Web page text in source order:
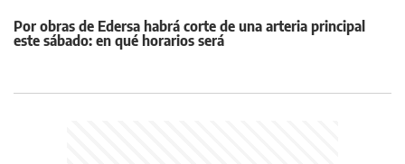
Por obras de Edersa habrá corte de una arteria principal
este sábado: en qué horarios será